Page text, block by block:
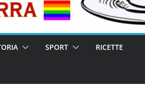
SPORT RICETTE